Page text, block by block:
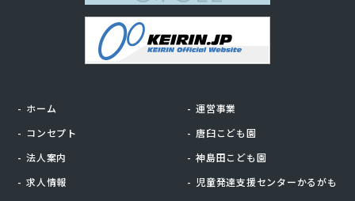
ホーム
コンセプト
法人案内
求人情報
運営事業
唐臼こども園
神島田こども園
児童発達支援センターかるがも